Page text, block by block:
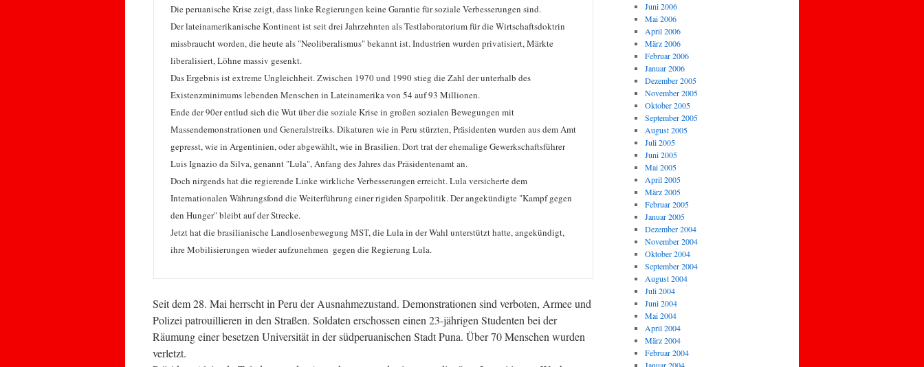
Die peruanische Krise zeigt, dass linke Regierungen keine Garantie für soziale Verbesserungen sind.
Der lateinamerikanische Kontinent ist seit drei Jahrzehnten als Testlaboratorium für die Wirtschaftsdoktrin
missbraucht worden, die heute als "Neoliberalismus" bekannt ist. Industrien wurden privatisiert, Märkte
liberalisiert, Löhne massiv gesenkt.
Das Ergebnis ist extreme Ungleichheit. Zwischen 1970 und 1990 stieg die Zahl der unterhalb des
Existenzminimums lebenden Menschen in Lateinamerika von 54 auf 93 Millionen.
Ende der 90er entlud sich die Wut über die soziale Krise in großen sozialen Bewegungen mit
Massendemonstrationen und Generalstreiks. Dikaturen wie in Peru stürzten, Präsidenten wurden aus dem Amt
gepresst, wie in Argentinien, oder abgewählt, wie in Brasilien. Dort trat der ehemalige Gewerkschaftsführer
Luis Ignazio da Silva, genannt "Lula", Anfang des Jahres das Präsidentenamt an.
Doch nirgends hat die regierende Linke wirkliche Verbesserungen erreicht. Lula versicherte dem
Internationalen Währungsfond die Weiterführung einer rigiden Sparpolitik. Der angekündigte "Kampf gegen
den Hunger" bleibt auf der Strecke.
Jetzt hat die brasilianische Landlosenbewegung MST, die Lula in der Wahl unterstützt hatte, angekündigt,
ihre Mobilisierungen wieder aufzunehmen  gegen die Regierung Lula.
Seit dem 28. Mai herrscht in Peru der Ausnahmezustand. Demonstrationen sind verboten, Armee und
Polizei patrouillieren in den Straßen. Soldaten erschossen einen 23-jährigen Studenten bei der
Räumung einer besetzen Universität in der südperuanischen Stadt Puna. Über 70 Menschen wurden
verletzt.
Juni 2006
Mai 2006
April 2006
März 2006
Februar 2006
Januar 2006
Dezember 2005
November 2005
Oktober 2005
September 2005
August 2005
Juli 2005
Juni 2005
Mai 2005
April 2005
März 2005
Februar 2005
Januar 2005
Dezember 2004
November 2004
Oktober 2004
September 2004
August 2004
Juli 2004
Juni 2004
Mai 2004
April 2004
März 2004
Februar 2004